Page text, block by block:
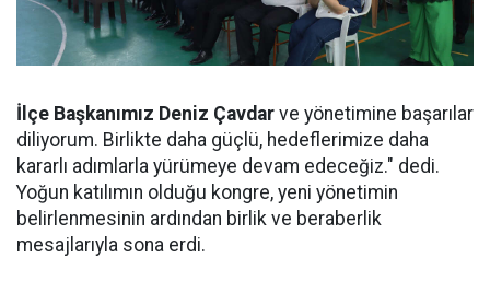
İlçe Başkanımız Deniz Çavdar ve yönetimine başarılar
diliyorum. Birlikte daha güçlü, hedeflerimize daha
kararlı adımlarla yürümeye devam edeceğiz." dedi.
Yoğun katılımın olduğu kongre, yeni yönetimin
belirlenmesinin ardından birlik ve beraberlik
mesajlarıyla sona erdi.